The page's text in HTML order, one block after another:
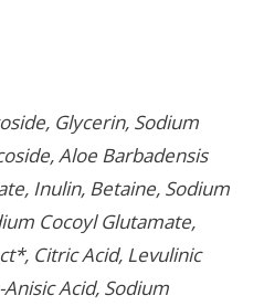
Glycerin, Sodium
Aloe Barbadensis
Inulin, Betaine, Sodium
Cocoyl Glutamate,
Citric Acid, Levulinic
Acid, Sodium